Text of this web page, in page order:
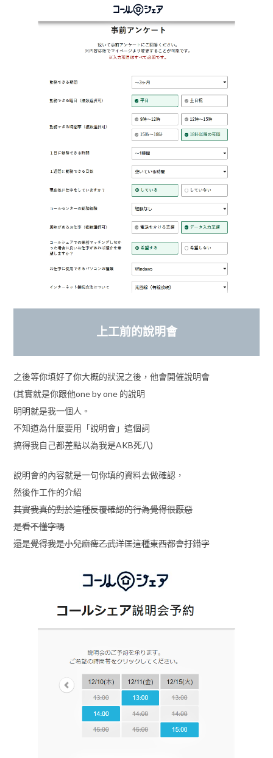
上工前的說明會
之後等你填好了你大概的狀況之後，他會開催說明會
(其實就是你跟他one by one 的說明
明明就是我一個人。
不知道為什麼要用「說明會」這個詞
搞得我自己都差點以為我是AKB死八)
說明會的內容就是一句你填的資料去做確認，
然後作工作的介紹
其實我真的對於這種反覆確認的行為覺得很厭惡
是看不懂字嗎
還是覺得我是小兒麻痺乙武洋匡這種東西都會打錯字